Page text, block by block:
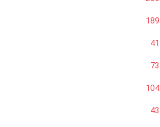
189
41
73
104
43